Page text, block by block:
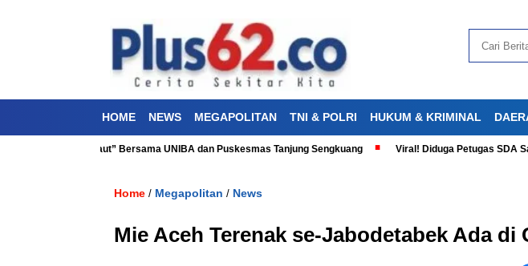
HOME NEWS MEGAPOLITAN TNI & POLRI HUKUM & KRIMINAL
Cinta Laut” Bersama UNIBA dan Puskesmas Tanjung Sengkuang Viral! Diduga Petugas SDA Santai
Home / Megapolitan / News
Mie Aceh Terenak se-Jabodetabek Ada di